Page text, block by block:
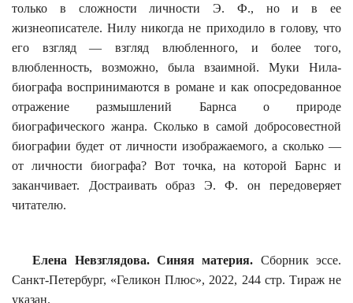
только в сложности личности Э. Ф., но и в ее
жизнеописателе. Нилу никогда не приходило в голову, что
его взгляд — взгляд влюбленного, и более того,
влюбленность, возможно, была взаимной. Муки Нила-
биографа воспринимаются в романе и как опосредованное
отражение размышлений Барнса о природе
биографического жанра. Сколько в самой добросовестной
биографии будет от личности изображаемого, а сколько —
от личности биографа? Вот точка, на которой Барнс и
заканчивает. Достраивать образ Э. Ф. он передоверяет
читателю.
Елена Невзглядова. Синяя материя. Сборник эссе.
Санкт-Петербург, «Геликон Плюс», 2022, 244 стр. Тираж не
указан.